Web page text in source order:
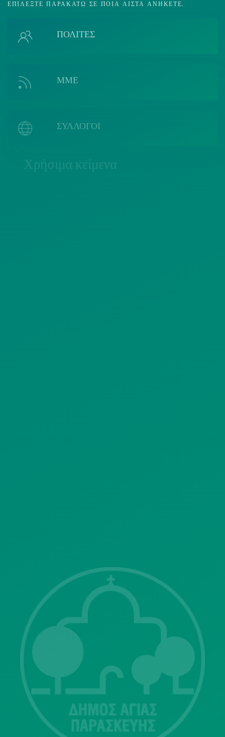
ΕΠΙΛΈΞΤΕ ΠΑΡΑΚΆΤΩ ΣΕ ΠΟΙΑ ΛΊΣΤΑ ΑΝΉΚΕΤΕ.
ΠΟΛΙΤΕΣ
ΜΜΕ
ΣΥΛΛΟΓΟΙ
Χρήσιμα κείμενα
Λ. Μεσογείων 415-417 Τ.Κ.15343
Αγία Παρασκευή
213 2004500
dimos@agiaparaskevi.gr